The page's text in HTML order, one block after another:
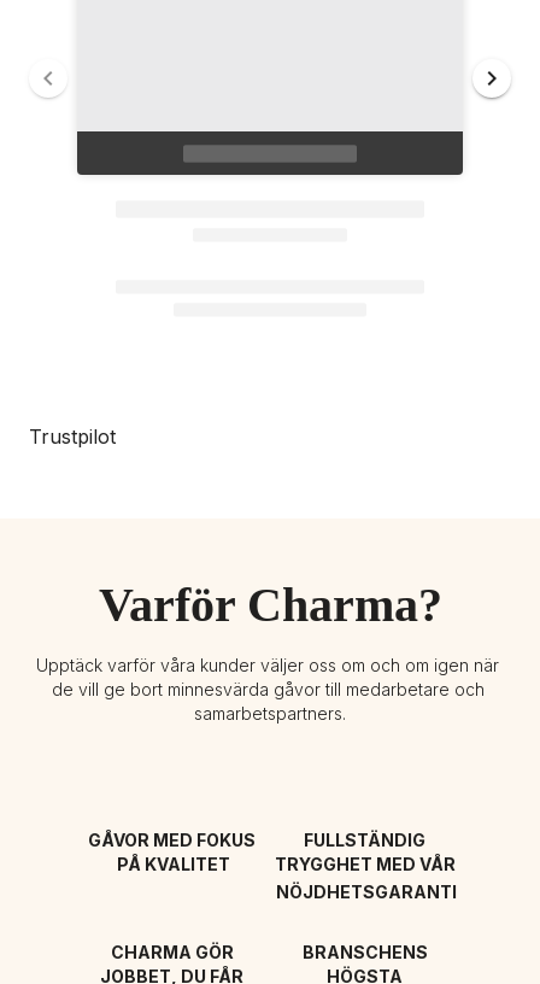
Trustpilot
Varför Charma?
Upptäck varför våra kunder väljer oss om och om igen när
de vill ge bort minnesvärda gåvor till medarbetare och
samarbetspartners.
GÅVOR MED FOKUS
PÅ KVALITET
FULLSTÄNDIG
TRYGGHET MED VÅR
NÖJDHETSGARANTI
CHARMA GÖR
JOBBET, DU FÅR
BRANSCHENS
HÖGSTA